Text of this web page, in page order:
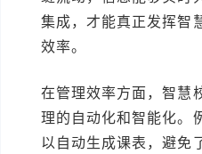
集成，才能真正发挥智
效率。
在管理效率方面，智慧
理的自动化和智能化。
以自动生成课表，避免